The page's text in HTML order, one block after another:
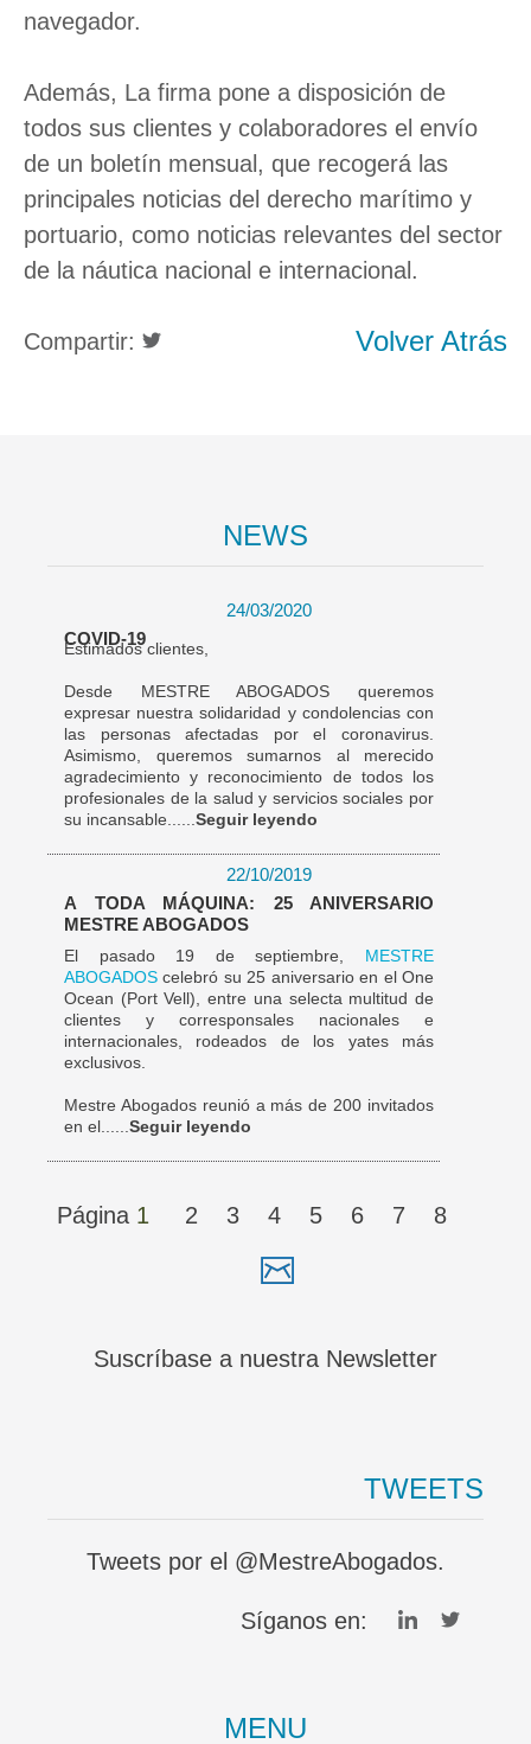
navegador.
Además, La firma pone a disposición de
todos sus clientes y colaboradores el envío
de un boletín mensual, que recogerá las
principales noticias del derecho marítimo y
portuario, como noticias relevantes del sector
de la náutica nacional e internacional.
Compartir: Volver Atrás
NEWS
24/03/2020
COVID-19
Estimados clientes,
Desde MESTRE ABOGADOS queremos
expresar nuestra solidaridad y condolencias con
las personas afectadas por el coronavirus.
Asimismo, queremos sumarnos al merecido
agradecimiento y reconocimiento de todos los
profesionales de la salud y servicios sociales por
su incansable...... Seguir leyendo
22/10/2019
A TODA MÁQUINA: 25 ANIVERSARIO
MESTRE ABOGADOS
El pasado 19 de septiembre, MESTRE
ABOGADOS celebró su 25 aniversario en el One
Ocean (Port Vell), entre una selecta multitud de
clientes y corresponsales nacionales e
internacionales, rodeados de los yates más
exclusivos.
Mestre Abogados reunió a más de 200 invitados
en el...... Seguir leyendo
Página 1 2 3 4 5 6 7 8
Suscríbase a nuestra Newsletter
TWEETS
Tweets por el @MestreAbogados.
Síganos en:
MENU